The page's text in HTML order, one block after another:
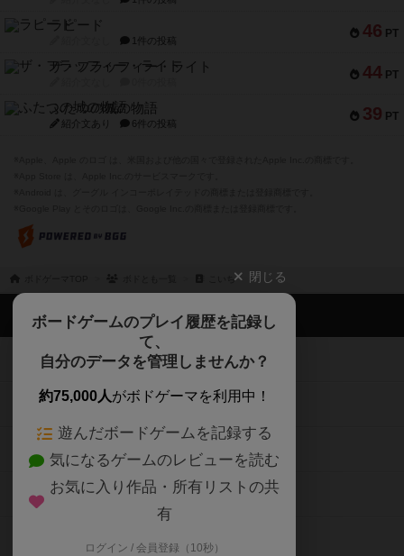
46 PT
ラピード
1件の投稿
44 PT
ザ・フラッフィー・ライト
39 PT
ふたつの城の物語
紹介文あり 6件の投稿
こいち 閉じる
ボードゲームのプレイ履歴を記録し
て、
自分のデータを管理しませんか？
約75,000人がボドゲーマを利用中！
遊んだボードゲームを記録する
気になるゲームのレビューを読む
お気に入り作品・所有リストの共
有
ログイン / 会員登録（10秒）
ボドゲーマTOP
ボードゲームを検索する
ボードゲームの新着レビュー
ボードゲーム会情報
メカニクス特集
掲示板・トピックス